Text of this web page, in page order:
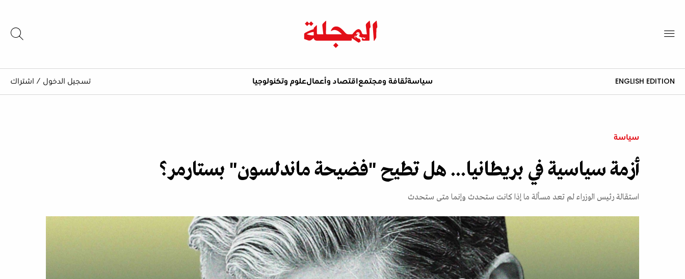
ENGLISH EDITION سياسةثقافة ومجتمع اقتصاد وأعمالعلوم وتكنولوجيا تسجيل الدخول / اشتراك
سياسة
أزمة سياسية في بريطانيا... هل تطيح "فضيحة ماندلسون" بستارمر؟
استقالة رئيس الوزراء لم تعد مسألة ما إذا كانت ستحدث وإنما متى ستحدث